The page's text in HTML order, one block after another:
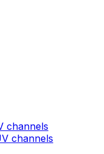
channels
channels